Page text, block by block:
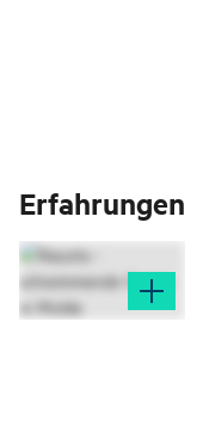
Erfahrungen